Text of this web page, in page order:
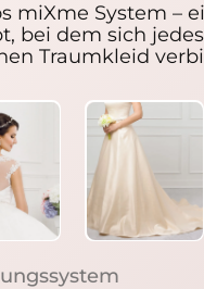
miXme System –
bei dem sich
Traumkleid